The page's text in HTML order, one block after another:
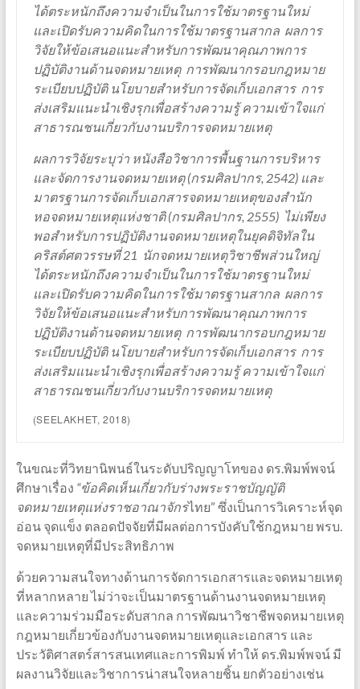
ได้ตระหนักถึงความจำเป็นในการใช้มาตรฐานใหม่
และเปิดรับความคิดในการใช้มาตรฐานสากล ผลการ
วิจัยให้ข้อเสนอแนะสำหรับการพัฒนาคุณภาพการ
ปฏิบัติงานด้านจดหมายเหตุ การพัฒนากรอบกฎหมาย
ระเบียบปฏิบัติ นโยบายสำหรับการจัดเก็บเอกสาร การ
ส่งเสริมแนะนำเชิงรุกเพื่อสร้างความรู้ ความเข้าใจแก่
สาธารณชนเกี่ยวกับงานบริการจดหมายเหตุ
ผลการวิจัยระบุว่า หนังสือวิชาการพื้นฐานการบริหาร
และจัดการงานจดหมายเหตุ (กรมศิลปากร, 2542) และ
มาตรฐานการจัดเก็บเอกสารจดหมายเหตุของสำนัก
หอจดหมายเหตุแห่งชาติ (กรมศิลปากร, 2555) ไม่เพียง
พอสำหรับการปฏิบัติงานจดหมายเหตุในยุคดิจิทัลใน
คริสต์ศตวรรษที่ 21 นักจดหมายเหตุวิชาชีพส่วนใหญ่
ได้ตระหนักถึงความจำเป็นในการใช้มาตรฐานใหม่
และเปิดรับความคิดในการใช้มาตรฐานสากล ผลการ
วิจัยให้ข้อเสนอแนะสำหรับการพัฒนาคุณภาพการ
ปฏิบัติงานด้านจดหมายเหตุ การพัฒนากรอบกฎหมาย
ระเบียบปฏิบัติ นโยบายสำหรับการจัดเก็บเอกสาร การ
ส่งเสริมแนะนำเชิงรุกเพื่อสร้างความรู้ ความเข้าใจแก่
สาธารณชนเกี่ยวกับงานบริการจดหมายเหตุ
(SEELAKHET, 2018)
ในขณะที่วิทยานิพนธ์ในระดับปริญญาโทของ ดร.พิมพ์พจน์
ศึกษาเรื่อง “ข้อคิดเห็นเกี่ยวกับร่างพระราชบัญญัติ
จดหมายเหตุแห่งราชอาณาจักรไทย” ซึ่งเป็นการวิเคราะห์จุด
อ่อน จุดแข็ง ตลอดปัจจัยที่มีผลต่อการบังคับใช้กฎหมาย พรบ.
จดหมายเหตุที่มีประสิทธิภาพ
ด้วยความสนใจทางด้านการจัดการเอกสารและจดหมายเหตุ
ที่หลากหลาย ไม่ว่าจะเป็นมาตรฐานด้านงานจดหมายเหตุ
และความร่วมมือระดับสากล การพัฒนาวิชาชีพจดหมายเหตุ
กฎหมายเกี่ยวข้องกับงานจดหมายเหตุและเอกสาร และ
ประวัติศาสตร์สารสนเทศและการพิมพ์ ทำให้ ดร.พิมพ์พจน์ มี
ผลงานวิจัยและวิชาการน่าสนใจหลายชิ้น ยกตัวอย่างเช่น